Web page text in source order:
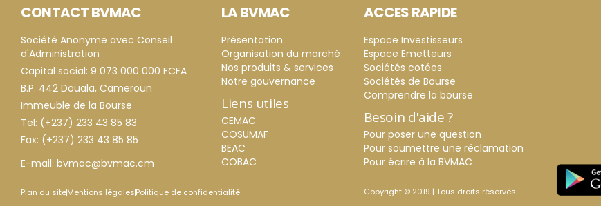
CONTACT BVMAC
Société Anonyme avec Conseil
d'Administration
Capital social: 9 073 000 000 FCFA
B.P. 442 Douala, Cameroun
Immeuble de la Bourse
Tel: (+237) 233 43 85 83
Fax: (+237) 233 43 85 85
E-mail: bvmac@bvmac.cm
LA BVMAC
Présentation
Organisation du marché
Nos produits & services
Notre gouvernance
Liens utiles
CEMAC
COSUMAF
BEAC
COBAC
ACCES RAPIDE
Espace Investisseurs
Espace Emetteurs
Sociétés cotées
Sociétés de Bourse
Comprendre la bourse
Besoin d'aide ?
Pour poser une question
Pour soumettre une réclamation
Pour écrire à la BVMAC
Plan du siteMentions légalesPolitique de confidentialité Copyright © 2019 | Tous droits réservés.